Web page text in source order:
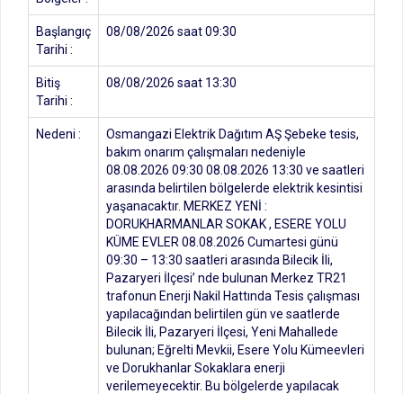
Başlangıç
Tarihi :
08/08/2026 saat 09:30
Bitiş
Tarihi :
08/08/2026 saat 13:30
Nedeni :
Osmangazi Elektrik Dağıtım AŞ Şebeke tesis,
bakım onarım çalışmaları nedeniyle
08.08.2026 09:30 08.08.2026 13:30 ve saatleri
arasında belirtilen bölgelerde elektrik kesintisi
yaşanacaktır. MERKEZ YENİ :
DORUKHARMANLAR SOKAK , ESERE YOLU
KÜME EVLER 08.08.2026 Cumartesi günü
09:30 – 13:30 saatleri arasında Bilecik İli,
Pazaryeri İlçesi’ nde bulunan Merkez TR21
trafonun Enerji Nakil Hattında Tesis çalışması
yapılacağından belirtilen gün ve saatlerde
Bilecik İli, Pazaryeri İlçesi, Yeni Mahallede
bulunan; Eğrelti Mevkii, Esere Yolu Kümeevleri
ve Dorukhanlar Sokaklara enerji
verilemeyecektir. Bu bölgelerde yapılacak